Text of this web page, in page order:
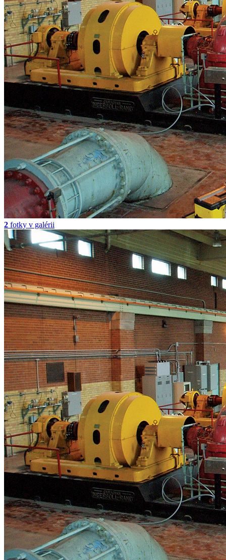
2 fotky v galérii